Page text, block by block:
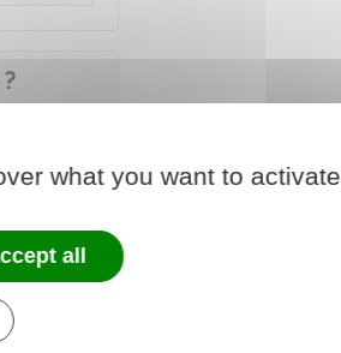
plus à
what you want to activate
all